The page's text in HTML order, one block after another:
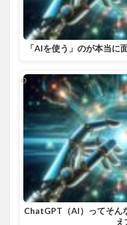
「AIを使う」のが本当
ChatGPT（AI）ってそ